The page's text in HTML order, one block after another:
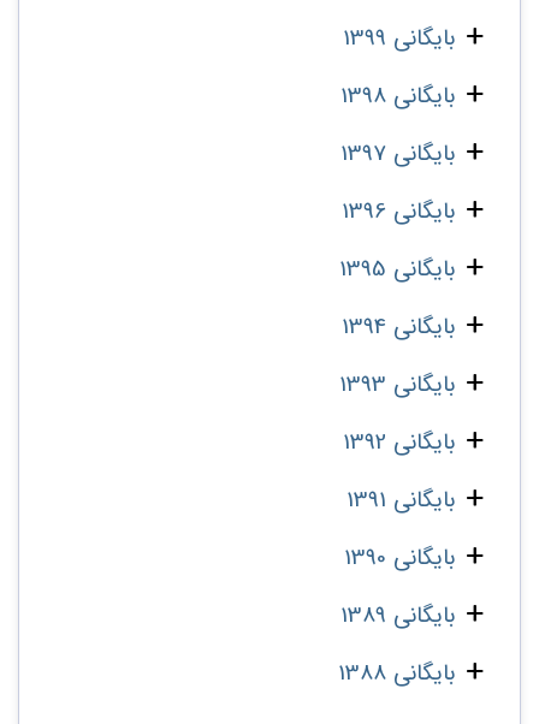
بایگانی 1399
بایگانی 1398
بایگانی 1397
بایگانی 1396
بایگانی 1395
بایگانی 1394
بایگانی 1393
بایگانی 1392
بایگانی 1391
بایگانی 1390
بایگانی 1389
بایگانی 1388